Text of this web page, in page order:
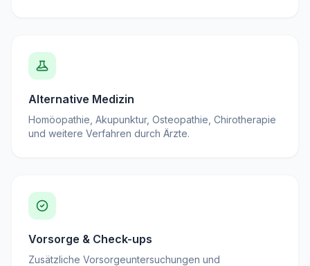
Alternative Medizin
Homöopathie, Akupunktur, Osteopathie, Chirotherapie
und weitere Verfahren durch Ärzte.
Vorsorge & Check-ups
Zusätzliche Vorsorgeuntersuchungen und